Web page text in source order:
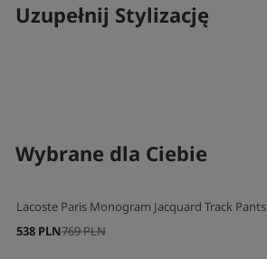
Uzupełnij Stylizację
Wybrane dla Ciebie
Lacoste Paris Monogram Jacquard Track Pants
769 PLN
538 PLN